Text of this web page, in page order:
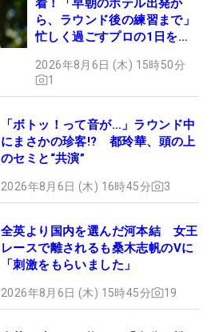
着！「早朝のホテル出発か
ら、ラウンド後の練習まで」
忙しく過ごすプロの1日を公
2026年8月6日 (木) 15時50分
1
「ボトッ！って音が…」ラウンド中
にまさかの珍客!? 都玲華、頭の上
のセミと“共演”
2026年8月6日 (木) 16時45分 3
全英より国内を選んだ河本結 女王
レースで離されるも桑木志帆のVに
「刺激をもらいました」
2026年8月6日 (木) 15時45分 19